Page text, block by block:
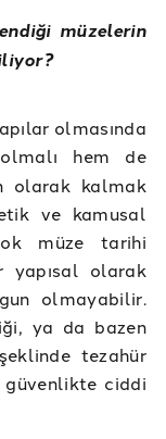
müzelerin
olmasında
hem de
olarak kalmak
ve kamusal
müze tarihi
yapısal olarak
olmayabilir.
ya da bazen
tezahür
ciddi